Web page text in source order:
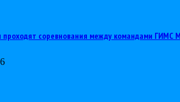
проходят соревнования между командами ГИМС